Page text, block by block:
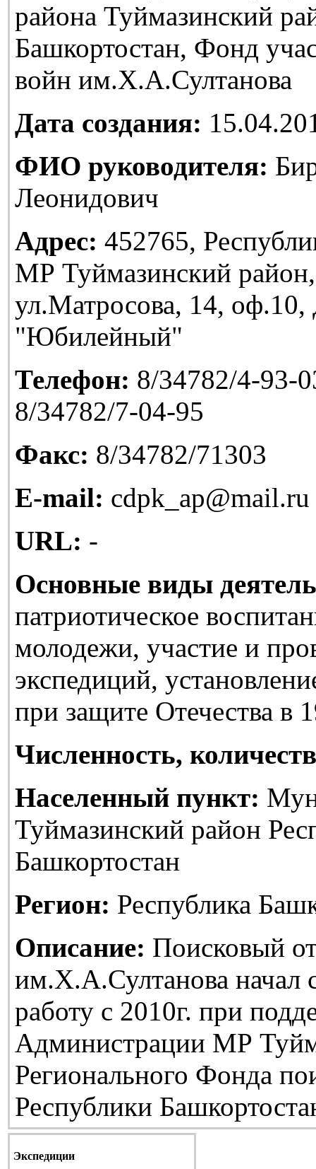
района Туймазинский
Башкортостан, Фонд
войн им.Х.А.Султанова
Дата создания:
ФИО руководителя:
Леонидович
Адрес: 452765,
МР Туймазинский
ул.Матросова, 14,
"Юбилейный"
Телефон: 8/34782/4-93-
8/34782/7-04-95
Факс: 8/34782/71303
E-mail: cdpk_ap@mail.ru
URL: -
Основные виды
патриотическое
молодежи, участие и
экспедиций,
при защите Отечества в
Численность,
Населенный пункт:
Туймазинский район
Башкортостан
Регион: Республика
Описание: Поисковый
им.Х.А.Султанова начал
работу с 2010г. при
Администрации МР
Регионального Фонда
Республики
Экспедиции